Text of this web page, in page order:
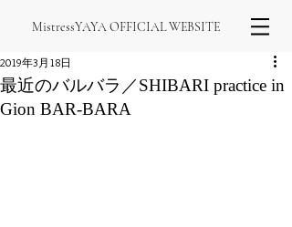
MistressYAYA OFFICIAL WEBSITE
最近のバルバラ／SHIBARI practice in
Gion BAR-BARA
2019年3月18日